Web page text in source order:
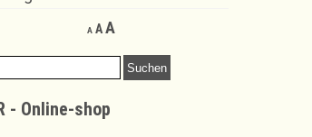
A
Decrease
font
A Reset
size.
A
size.
- Online-shop